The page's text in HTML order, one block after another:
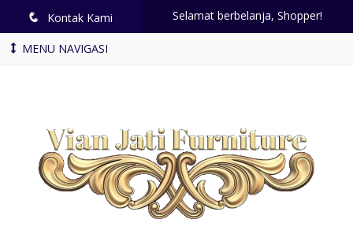
q Kontak Kami Selamat berbelanja, Shopper!
MENU NAVIGASI